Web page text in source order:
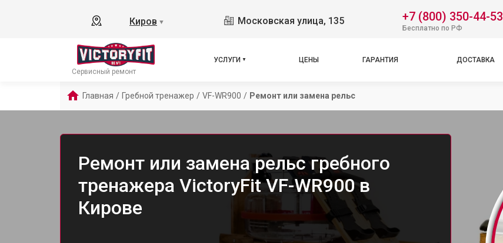
Киров ▼ Московская улица, 135 +7 (800) 350-44-53
Бесплатно по РФ
Сервисный ремонт
УСЛУГИ ЦЕНЫ ГАРАНТИЯ ДОСТАВКА
Главная / Гребной тренажер / VF-WR900 / Ремонт или замена рельс
Ремонт или замена рельс гребного
тренажера VictoryFit VF-WR900 в
Кирове